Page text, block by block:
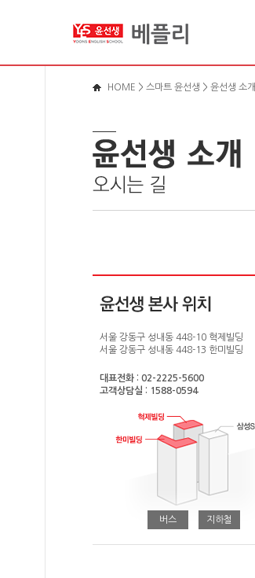
HOME > 스마트 윤선생 > 윤선생 소개
서울 강동구 성내동 448-10 혁제빌딩
서울 강동구 성내동 448-13 한미빌딩
대표전화 : 02-2225-5600
고객상담실 : 1588-0594
버스 지하철